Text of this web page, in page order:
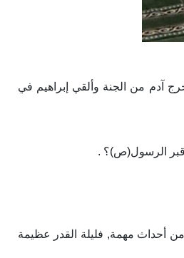
آدم من الجنة وألقي إبراهيم في
قبر الرسول(ص)؟ .
من أحداث مهمة, فليلة القدر عظيمة